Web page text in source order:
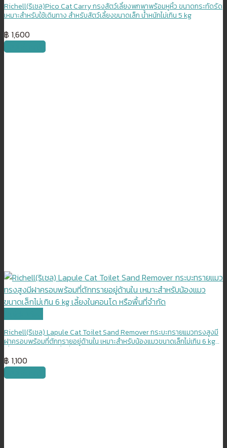
Richell(ริเชล)Pico Cat Carry กรงสัตว์เลี้ยงพกพาพร้อมหูหิ้ว ขนาดกระทัดรัด
เหมาะสำหรับใช้เดินทาง สำหรับสัตว์เลี้ยงขนาดเล็ก น้ำหนักไม่เกิน 5 kg
฿ 1,600
หยิบใส่ตะกร้า
Richell(ริเชล) Lapule Cat Toilet Sand Remover กระบะทรายแมวทรงสูงมี
ฝาครอบพร้อมที่ตักทรายอยู่ด้านใน เหมาะสำหรับน้องแมวขนาดเล็กไม่เกิน 6 kg
฿ 1,100
หยิบใส่ตะกร้า